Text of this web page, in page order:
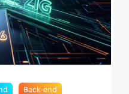
Back-end